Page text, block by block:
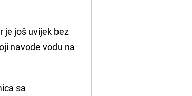
je još uvijek bez
navode vodu na
sa